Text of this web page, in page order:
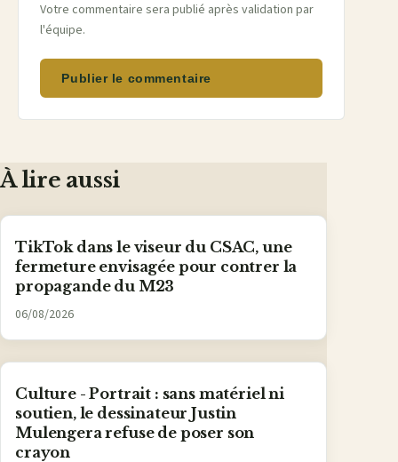
Votre commentaire sera publié après validation par
l'équipe.
Publier le commentaire
À lire aussi
TikTok dans le viseur du CSAC, une
fermeture envisagée pour contrer la
propagande du M23
06/08/2026
Culture - Portrait : sans matériel ni
soutien, le dessinateur Justin
Mulengera refuse de poser son
crayon